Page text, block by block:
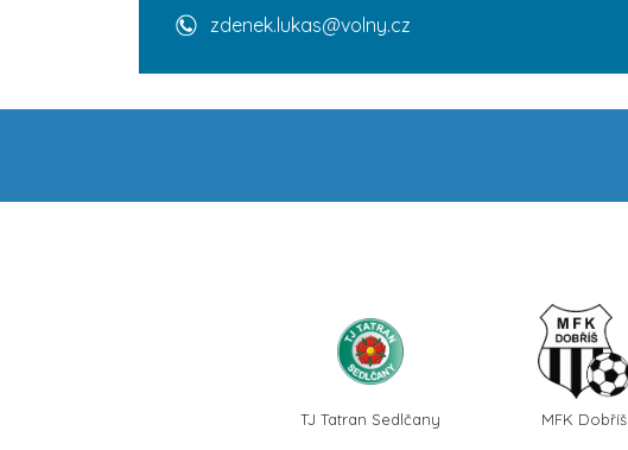
zdenek.lukas@volny.cz
TJ Tatran Sedlčany MFK Dobříš